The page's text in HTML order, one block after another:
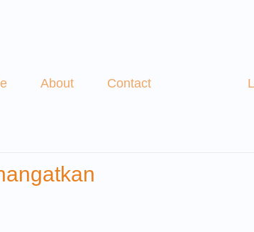
About Contact